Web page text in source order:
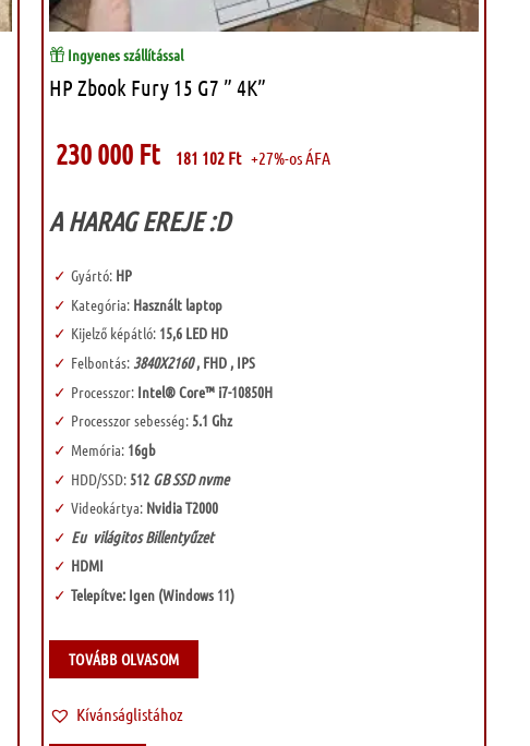
Ingyenes szállítással
HP Zbook Fury 15 G7 ” 4K”
230 000 Ft 181 102 Ft +27%-os ÁFA
A HARAG EREJE :D
Gyártó:HP
Kategória: Használt laptop
Kijelző képátló: 15,6 LED HD
Felbontás: 3840X2160, FHD , IPS
Processzor:Intel® Core™ i7-10850H
Processzor sebesség:5.1 Ghz
Memória:16gb
HDD/SSD: 512 GB SSD nvme
Videokártya: Nvidia T2000
Eu világitos Billentyűzet
HDMI
Telepítve: Igen (Windows 11)
TOVÁBB OLVASOM
Kívánságlistához